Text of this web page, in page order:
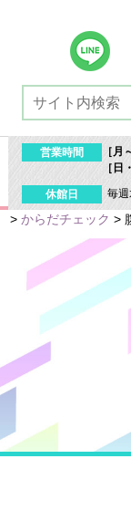
営業時間 ［月
［日
休館日 毎
> からだチェック >